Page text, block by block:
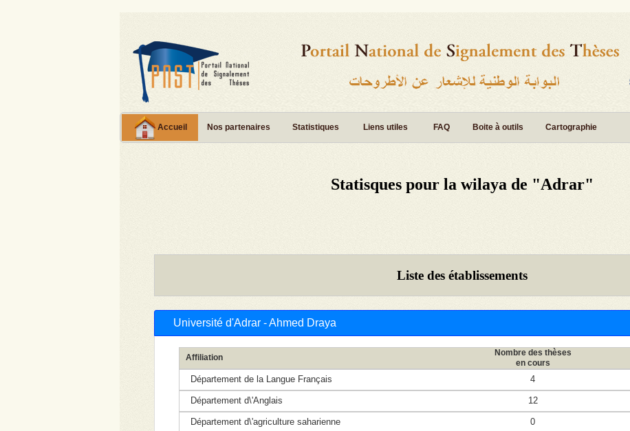
Accueil Nos partenaires Statistiques Liens utiles FAQ Boite à outils Cartographie
Statisques pour la wilaya de "Adrar"
Liste des établissements
Université d'Adrar - Ahmed Draya
Affiliation
Nombre des thèses
en cours
Département de la Langue Français 4
Département d\'Anglais 12
Département d\'agriculture saharienne 0